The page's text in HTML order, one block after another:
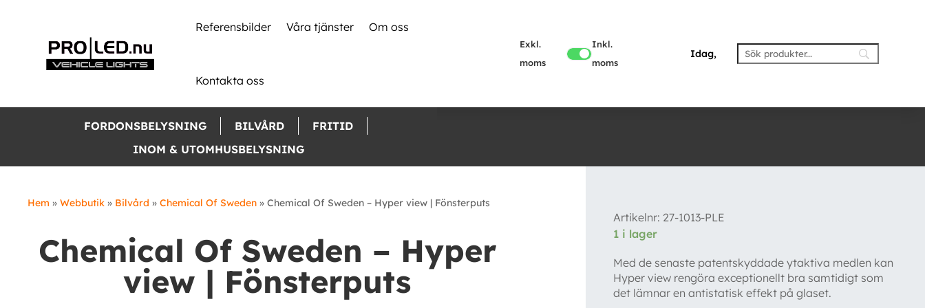
Referensbilder Våra tjänster Om oss
Kontakta oss
Exkl.
moms
Inkl.
moms
Idag,
FORDONSBELYSNING BILVÅRD
FRITID
INOM & UTOMHUSBELYSNING
Hem » Webbutik » Bilvård » Chemical Of Sweden » Chemical Of Sweden – Hyper view | Fönsterputs
Chemical Of Sweden – Hyper
view | Fönsterputs
Artikelnr: 27-1013-PLE
1 i lager
Med de senaste patentskyddade ytaktiva medlen kan
Hyper view rengöra exceptionellt bra samtidigt som
det lämnar en antistatisk effekt på glaset.